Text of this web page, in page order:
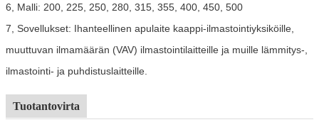
6, Malli: 200, 225, 250, 280, 315, 355, 400, 450, 500
7, Sovellukset: Ihanteellinen apulaite kaappi-ilmastointiyksiköille,
muuttuvan ilmamäärän (VAV) ilmastointilaitteille ja muille lämmitys-,
ilmastointi- ja puhdistuslaitteille.
Tuotantovirta